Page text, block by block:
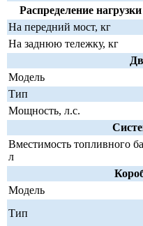
Распределение
На передний мост, кг
На заднюю тележку, кг
Модель
Тип
Мощность, л.с.
Вместимость топливного
л
Модель
Тип